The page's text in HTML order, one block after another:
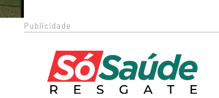
Publicidade